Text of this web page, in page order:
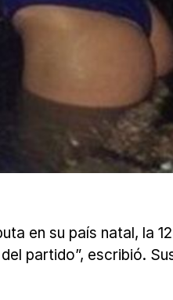
en su país natal, la
partido”, escribió.